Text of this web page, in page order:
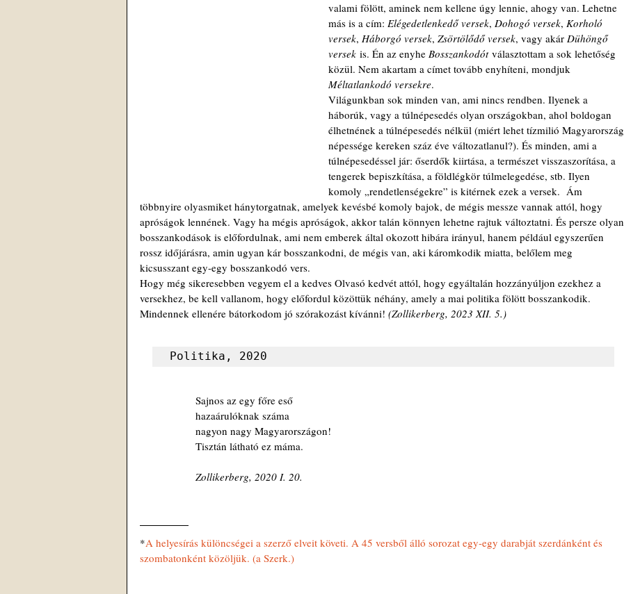
valami fölött, aminek nem kellene úgy lennie, ahogy van. Lehetne
más is a cím: Elégedetlenkedő versek, Dohogó versek, Korholó
versek, Háborgó versek, Zsörtölődő versek, vagy akár Dühöngő
versek is. Én az enyhe Bosszankodót választottam a sok lehetőség
közül. Nem akartam a címet tovább enyhíteni, mondjuk
Méltatlankodó versekre.
Világunkban sok minden van, ami nincs rendben. Ilyenek a
háborúk, vagy a túlnépesedés olyan országokban, ahol boldogan
élhetnének a túlnépesedés nélkül (miért lehet tízmilió Magyarország
népessége kereken száz éve változatlanul?). És minden, ami a
túlnépesedéssel jár: őserdők kiirtása, a természet visszaszorítása, a
tengerek bepiszkítása, a földlégkör túlmelegedése, stb. Ilyen
komoly „rendetlenségekre” is kitérnek ezek a versek.  Ám
többnyire olyasmiket hánytorgatnak, amelyek kevésbé komoly bajok, de mégis messze vannak attól, hogy
apróságok lennének. Vagy ha mégis apróságok, akkor talán könnyen lehetne rajtuk változtatni. És persze olyan
bosszankodások is előfordulnak, ami nem emberek által okozott hibára irányul, hanem például egyszerűen
rossz időjárásra, amin ugyan kár bosszankodni, de mégis van, aki káromkodik miatta, belőlem meg
kicsusszant egy-egy bosszankodó vers.
Hogy még sikeresebben vegyem el a kedves Olvasó kedvét attól, hogy egyáltalán hozzányúljon ezekhez a
versekhez, be kell vallanom, hogy előfordul közöttük néhány, amely a mai politika fölött bosszankodik.
Mindennek ellenére bátorkodom jó szórakozást kívánni! (Zollikerberg, 2023 XII. 5.)
Politika, 2020
Sajnos az egy főre eső
hazaárulóknak száma
nagyon nagy Magyarországon!
Tisztán látható ez máma.
Zollikerberg, 2020 I. 20.
*A helyesírás különcségei a szerző elveit követi. A 45 versből álló sorozat egy-egy darabját szerdánként és
szombatonként közöljük. (a Szerk.)